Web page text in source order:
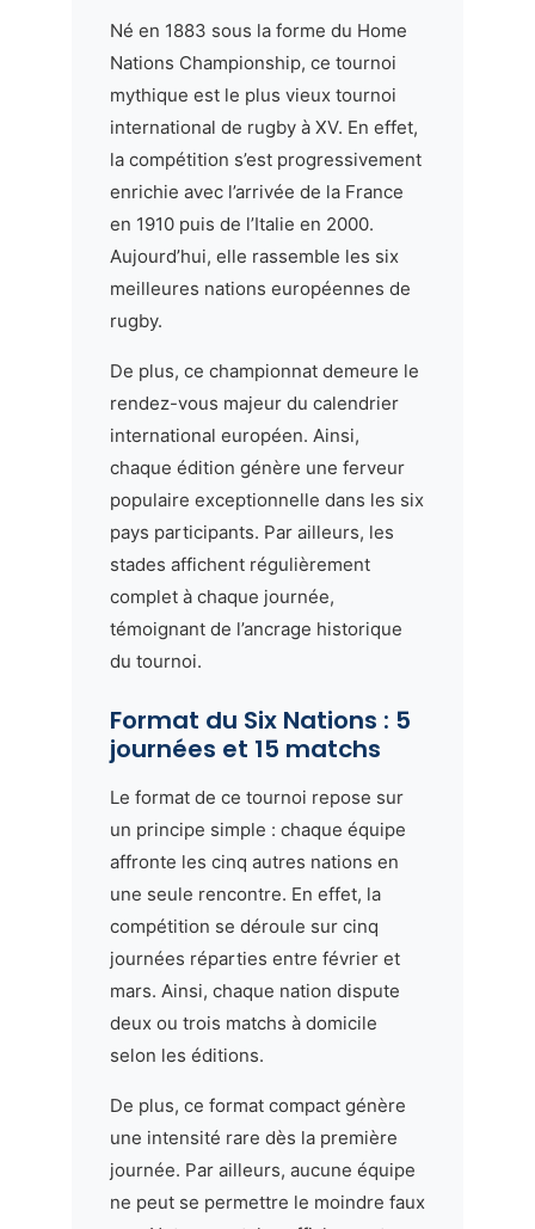
Né en 1883 sous la forme du Home
Nations Championship, ce tournoi
mythique est le plus vieux tournoi
international de rugby à XV. En effet,
la compétition s’est progressivement
enrichie avec l’arrivée de la France
en 1910 puis de l’Italie en 2000.
Aujourd’hui, elle rassemble les six
meilleures nations européennes de
rugby.
De plus, ce championnat demeure le
rendez-vous majeur du calendrier
international européen. Ainsi,
chaque édition génère une ferveur
populaire exceptionnelle dans les six
pays participants. Par ailleurs, les
stades affichent régulièrement
complet à chaque journée,
témoignant de l’ancrage historique
du tournoi.
Format du Six Nations : 5
journées et 15 matchs
Le format de ce tournoi repose sur
un principe simple : chaque équipe
affronte les cinq autres nations en
une seule rencontre. En effet, la
compétition se déroule sur cinq
journées réparties entre février et
mars. Ainsi, chaque nation dispute
deux ou trois matchs à domicile
selon les éditions.
De plus, ce format compact génère
une intensité rare dès la première
journée. Par ailleurs, aucune équipe
ne peut se permettre le moindre faux